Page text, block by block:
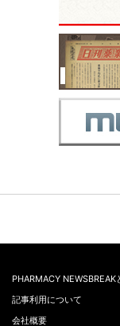
PHARMACY NEWSBREAK
記事利用について
会社概要